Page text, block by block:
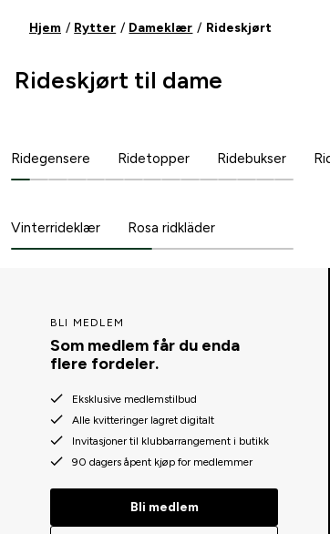
Hjem Rytter Dameklær Rideskjørt
Rideskjørt til dame
Ridegensere Ridetopper Ridebukser
Vinterrideklær Rosa ridkläder
BLI MEDLEM
Som medlem får du enda
flere fordeler.
Eksklusive medlemstilbud
Alle kvitteringer lagret digitalt
Invitasjoner til klubbarrangement i butikk
90 dagers åpent kjøp for medlemmer
Bli medlem